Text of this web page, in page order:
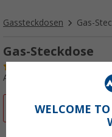
Gassteckdosen Gas-
Gas-Steckdose
Art.-Nr.: 229380
WELCOME